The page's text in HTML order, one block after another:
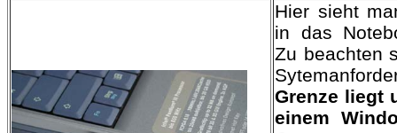
Hier sieht
in das
Zu beachten
Grenze liegt
einem